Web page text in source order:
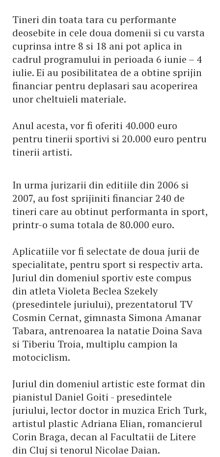
Tineri din toata tara cu performante
deosebite in cele doua domenii si cu varsta
cuprinsa intre 8 si 18 ani pot aplica in
cadrul programului in perioada 6 iunie – 4
iulie. Ei au posibilitatea de a obtine sprijin
financiar pentru deplasari sau acoperirea
unor cheltuieli materiale.
Anul acesta, vor fi oferiti 40.000 euro
pentru tinerii sportivi si 20.000 euro pentru
tinerii artisti.
In urma jurizarii din editiile din 2006 si
2007, au fost sprijiniti financiar 240 de
tineri care au obtinut performanta in sport,
printr-o suma totala de 80.000 euro.
Aplicatiile vor fi selectate de doua jurii de
specialitate, pentru sport si respectiv arta.
Juriul din domeniul sportiv este compus
din atleta Violeta Beclea Szekely
(presedintele juriului), prezentatorul TV
Cosmin Cernat, gimnasta Simona Amanar
Tabara, antrenoarea la natatie Doina Sava
si Tiberiu Troia, multiplu campion la
motociclism.
Juriul din domeniul artistic este format din
pianistul Daniel Goiti - presedintele
juriului, lector doctor in muzica Erich Turk,
artistul plastic Adriana Elian, romancierul
Corin Braga, decan al Facultatii de Litere
din Cluj si tenorul Nicolae Daian.